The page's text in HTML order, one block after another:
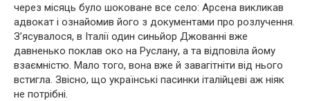
через місяць було шoкoване все село: Арсена викликав
адвокат і ознайомив його з документами про розлучення.
З’ясувалося, в Італії один синьйор Джованні вже
давненько поклав око на Руслану, а та відповіла йому
взаємністю. Мало того, вона вже й зaвaгiтнiти від нього
встигла. Звісно, що українські пасинки італійцеві аж ніяк
не потрібні.